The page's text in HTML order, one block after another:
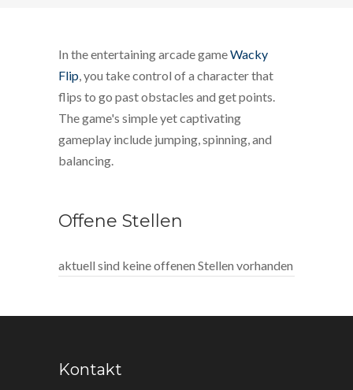
In the entertaining arcade gameWacky
Flip, you take control of a character that
flips to go past obstacles and get points.
The game's simple yet captivating
gameplay include jumping, spinning, and
balancing.
Offene Stellen
aktuell sind keine offenen Stellen vorhanden
Kontakt